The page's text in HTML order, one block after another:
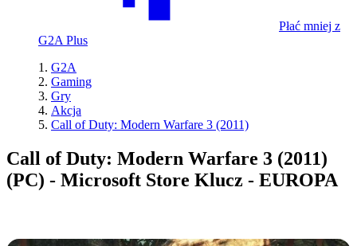
Płać mniej z
G2A Plus
G2A
Gaming
Gry
Akcja
Call of Duty: Modern Warfare 3 (2011)
Call of Duty: Modern Warfare 3 (2011)
(PC) - Microsoft Store Klucz - EUROPA